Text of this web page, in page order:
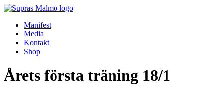
Manifest
Media
Kontakt
Shop
Årets första träning 18/1